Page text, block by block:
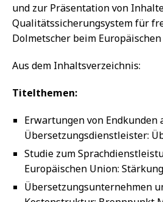
und zur Präsentation von
Qualitätssicherungsystem für
Dolmetscher beim
Aus dem Inhaltsverzeichnis:
Titelthemen:
Erwartungen von Endkunden
Übersetzungsdienstleister:
Studie zum
Europäischen Union:
Übersetzungsunternehmen